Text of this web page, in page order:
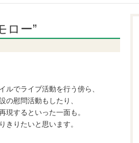
ロー”
ルでライブ活動を行う傍ら、
の慰問活動もしたり、
現するといった一面も。
きりたいと思います。